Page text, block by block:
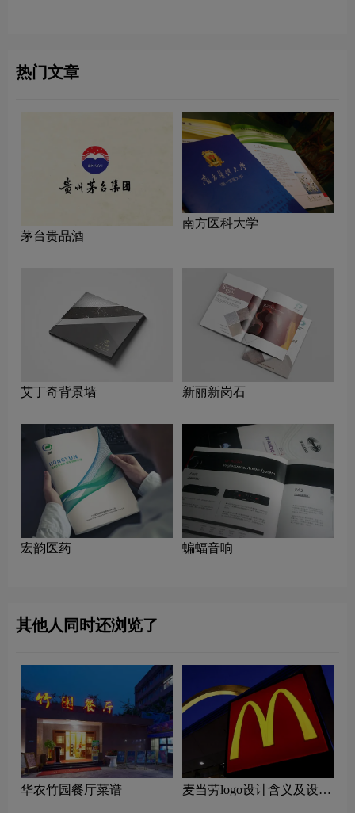
热门文章
茅台贵品酒
南方医科大学
艾丁奇背景墙 新丽新岗石
宏韵医药 蝙蝠音响
其他人同时还浏览了
华农竹园餐厅菜谱
麦当劳logo设计含义及设计